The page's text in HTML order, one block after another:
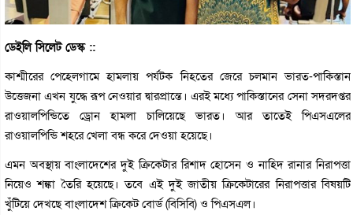
ডেইলি সিলেট ডেস্ক ::
কাশ্মীরের পেহেলগামে হামলায় পর্যটক নিহতের জেরে চলমান ভারত-পাকিস্তান
উত্তেজনা এখন যুদ্ধে রূপ নেওয়ার দ্বারপ্রান্তে। এরই মধ্যে পাকিস্তানের সেনা সদরদপ্তর
রাওয়ালপিন্ডিতে ড্রোন হামলা চালিয়েছে ভারত। আর তাতেই পিএসএলের
রাওয়ালপিন্ডি শহরে খেলা বন্ধ করে দেওয়া হয়েছে।
এমন অবস্থায় বাংলাদেশের দুই ক্রিকেটার রিশাদ হোসেন ও নাহিদ রানার নিরাপত্তা
নিয়েও শঙ্কা তৈরি হয়েছে। তবে এই দুই জাতীয় ক্রিকেটারের নিরাপত্তার বিষয়টি
খুঁটিয়ে দেখছে বাংলাদেশ ক্রিকেট বোর্ড (বিসিবি) ও পিএসএল।